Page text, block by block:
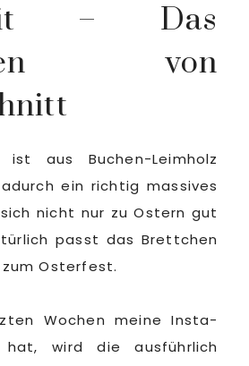
– Das
von
aus Buchen-Leimholz
ein richtig massives
nicht nur zu Ostern gut
passt das Brettchen
Osterfest.
Wochen meine Insta-
wird die ausführlich